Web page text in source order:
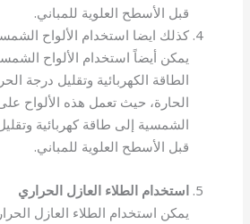
قبل الأسطح العلوية للمباني.
كذلك ايضا استخدام الألواح
يمكن أيضاً استخدام الألواح
الطاقة الكهربائية وتقليل درجة
الحارة، حيث تعمل هذه الألواح
الشمسية إلى طاقة كهربائية
قبل الأسطح العلوية للمباني.
استخدام الطلاء العازل الحراري
يمكن استخدام الطلاء العازل